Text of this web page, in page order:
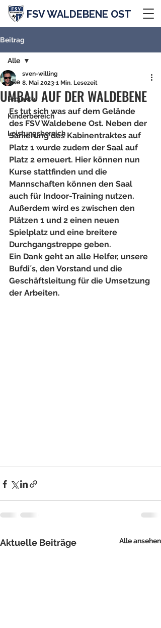
FSV WALDEBENE OST
Beitrag
Alle
Projekte
Kinderbereich
Leistungsbereich
Alle
UMBAU AUF DER WALDEBENE
sven-willing
8. Mai 2023 1 Min. Lesezeit
Es tut sich was auf dem Gelände
des FSV Waldebene Ost. Neben der
Sanierung des Kabinentraktes auf
Platz 1 wurde zudem der Saal auf
Platz 2 erneuert. Hier können nun
Kurse stattfinden und die
Mannschaften können den Saal
auch für Indoor-Training nutzen.
Außerdem wird es zwischen den
Plätzen 1 und 2 einen neuen
Spielplatz und eine breitere
Durchgangstreppe geben.
Ein Dank geht an alle Helfer, unsere
Bufdi´s, den Vorstand und die
Geschäftsleitung für die Umsetzung
der Arbeiten.
Aktuelle Beiträge Alle ansehen